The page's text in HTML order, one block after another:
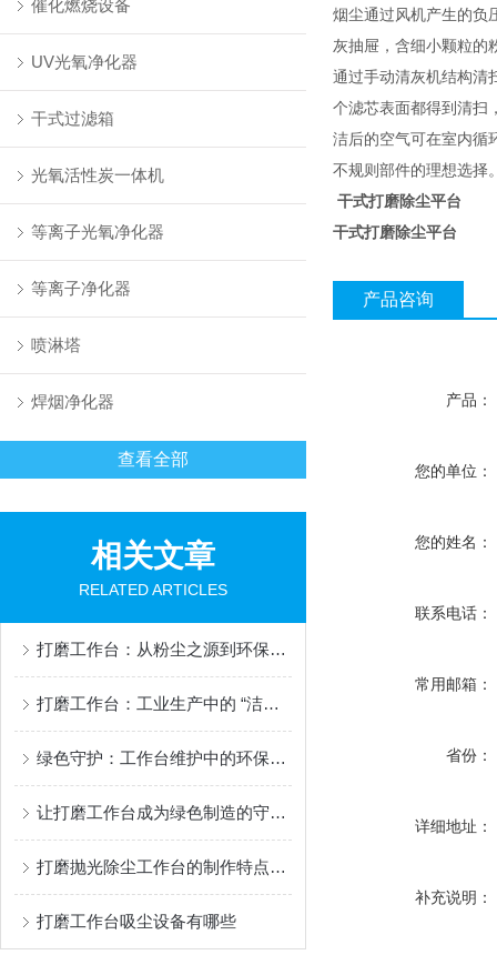
催化燃烧设备
UV光氧净化器
干式过滤箱
光氧活性炭一体机
等离子光氧净化器
等离子净化器
喷淋塔
焊烟净化器
查看全部
相关文章
RELATED ARTICLES
打磨工作台：从粉尘之源到环保利器的转型之路
打磨工作台：工业生产中的 “洁净” 作业中枢
绿色守护：工作台维护中的环保之道
让打磨工作台成为绿色制造的守护者
打磨抛光除尘工作台的制作特点如下
打磨工作台吸尘设备有哪些
烟尘通过风机产生的负
灰抽屉，含细小颗粒的
通过手动清灰机结构清
个滤芯表面都得到清扫
洁后的空气可在室内循
不规则部件的理想选择
干式打磨除尘平台
干式打磨除尘平台
产品咨询
产品：
您的单位：
您的姓名：
联系电话：
常用邮箱：
省份：
详细地址：
补充说明：